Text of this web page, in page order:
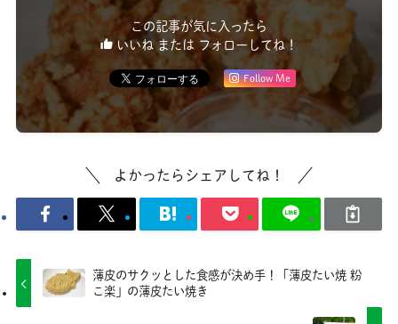
この記事が気に入ったら
いいね または フォローしてね！
Follow Me
よかったらシェアしてね！
薄皮のサクッとした食感が決め手！「薄皮たい焼 粉
こ楽」の薄皮たい焼き